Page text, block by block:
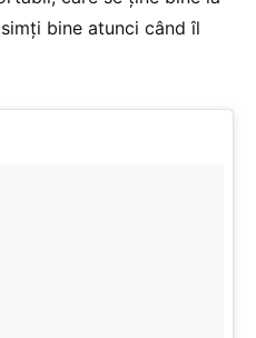
bine atunci când îl